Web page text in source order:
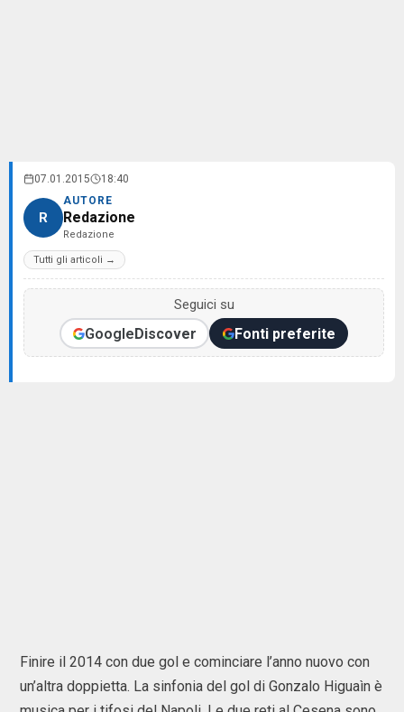
07.01.2015 18:40
R
AUTORE
Redazione
Redazione
Tutti gli articoli →
Seguici su
GoogleDiscover Fonti preferite
Finire il 2014 con due gol e cominciare l’anno nuovo con
un’altra doppietta. La sinfonia del gol di Gonzalo Higuaìn è